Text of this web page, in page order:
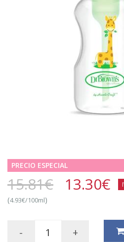
PRECIO ESPECIAL
15.81€ 13.30€
(4.93€/100ml)
- +